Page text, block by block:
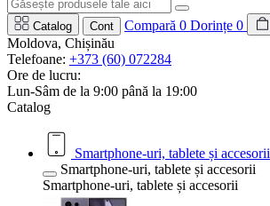
Catalog Cont Compară 0 Dorințe 0
Moldova, Chișinău
Telefoane: +373 (60) 072284
Ore de lucru:
Lun-Sâm de la 9:00 până la 19:00
Catalog
Smartphone-uri, tablete și accesorii
Smartphone-uri, tablete și accesorii
Smartphone-uri, tablete și accesorii